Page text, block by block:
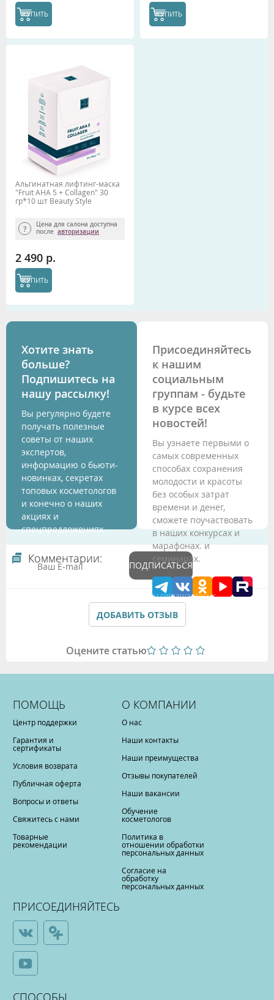
КУПИТЬ КУПИТЬ
Альгинатная лифтинг-маска
"Fruit AHA 5 + Collagen" 30
гр*10 шт Beauty Stylе
(обновление, сужение пор,
Цена для салона доступна
после авторизации
2 490 р.
КУПИТЬ
Хотите знать
больше?
Подпишитесь на
нашу рассылку!
Вы регулярно будете
получать полезные
советы от наших
экспертов,
информацию о бьюти-
новинках, секретах
топовых косметологов
и конечно о наших
акциях и
спецпредложениях.
ПОДПИСАТЬСЯ
Подтверждая данные формы Вы соглашаетесь с
Политикой обработки персональных данных
Присоединяйтесь
к нашим
социальным
группам - будьте
в курсе всех
новостей!
Вы узнаете первыми о
самых современных
способах сохранения
молодости и красоты
без особых затрат
времени и денег,
сможете поучаствовать
в наших конкурсах и
марафонах. и
семинарах.
Комментарии:
ДОБАВИТЬ ОТЗЫВ
Оцените статью
ПОМОЩЬ
Центр поддержки
Гарантия и
сертификаты
Условия возврата
Публичная оферта
Вопросы и ответы
Свяжитесь с нами
Товарные
рекомендации
О КОМПАНИИ
О нас
Наши контакты
Наши преимущества
Отзывы покупателей
Наши вакансии
Обучение
косметологов
Политика в
отношении обработки
персональных данных
Согласие на
обработку
персональных данных
ПРИСОЕДИНЯЙТЕСЬ
СПОСОБЫ